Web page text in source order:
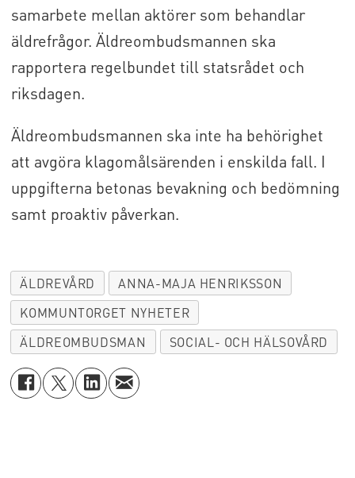
samarbete mellan aktörer som behandlar
äldrefrågor. Äldreombudsmannen ska
rapportera regelbundet till statsrådet och
riksdagen.
Äldreombudsmannen ska inte ha behörighet
att avgöra klagomålsärenden i enskilda fall. I
uppgifterna betonas bevakning och bedömning
samt proaktiv påverkan.
ÄLDREVÅRD
ANNA-MAJA HENRIKSSON
KOMMUNTORGET NYHETER
ÄLDREOMBUDSMAN
SOCIAL- OCH HÄLSOVÅRD